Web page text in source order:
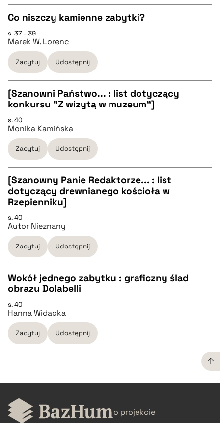
BIBTEX
pobierz cytat
CZYSTY TEKST
pobierz cytat
BIBTEX
Co niszczy kamienne zabytki?
s. 37 - 39
Marek W. Lorenc
Zacytuj Udostępnij
pobierz cytat
BIBTEX
pobierz cytat
[Szanowni Państwo... : list dotyczący
konkursu "Z wizytą w muzeum"]
s. 40
Monika Kamińska
Zacytuj Udostępnij
CZYSTY TEKST
pobierz cytat
BIBTEX
pobierz cytat
[Szanowny Panie Redaktorze... : list
dotyczący drewnianego kościoła w
Rzepienniku]
s. 40
Autor Nieznany
Zacytuj Udostępnij
pobierz cytat
BIBTEX
pobierz cytat
Wokół jednego zabytku : graficzny ślad
obrazu Dolabelli
s. 40
Hanna Widacka
Zacytuj Udostępnij
CZYSTY TEKST
pobierz cytat o projekcie